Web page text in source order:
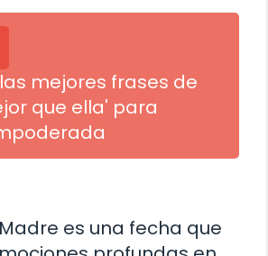
mejores frases de
que ella' para
es una fecha que